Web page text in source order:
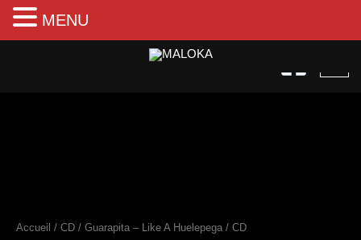
Aller
Accueil / CD / Guarapita – Like A Huelepega / CD
–
MENU